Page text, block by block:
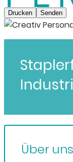
Drucken Senden
Über uns